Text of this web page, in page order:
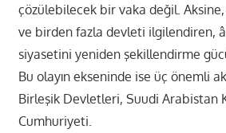
çözülebilecek bir vaka değil.
ve birden fazla devleti ilgilendiren,
siyasetini yeniden şekillendirme
Bu olayın ekseninde ise üç önemli
Birleşik Devletleri, Suudi Arabistan
Cumhuriyeti.